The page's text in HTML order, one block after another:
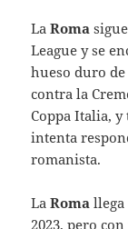
LaRoma
League y se
hueso duro
contra la
Coppa Italia,
intenta
romanista.
LaRoma
2023, pero